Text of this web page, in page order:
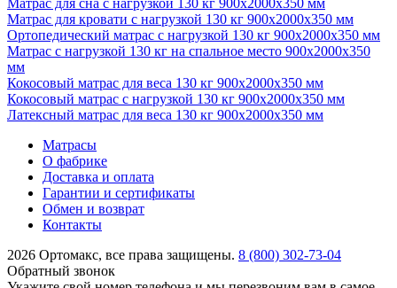
Матрас для кровати с нагрузкой 130 кг 900х2000х350 мм
Ортопедический матрас с нагрузкой 130 кг 900х2000х350 мм
Матрас с нагрузкой 130 кг на спальное место 900х2000х350
мм
Кокосовый матрас для веса 130 кг 900х2000х350 мм
Кокосовый матрас с нагрузкой 130 кг 900х2000х350 мм
Латексный матрас для веса 130 кг 900х2000х350 мм
Матрасы
О фабрике
Доставка и оплата
Гарантии и сертификаты
Обмен и возврат
Контакты
2026 Ортомакс, все права защищены. 8 (800) 302-73-04
Обратный звонок